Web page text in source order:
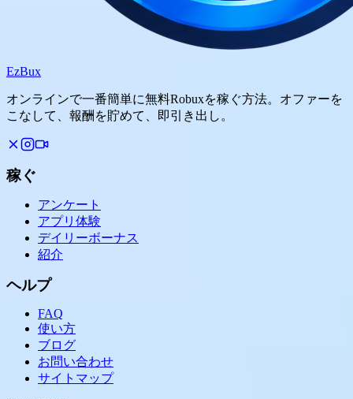
EzBux
オンラインで一番簡単に無料Robuxを稼ぐ方法。オファーを
こなして、報酬を貯めて、即引き出し。
稼ぐ
アンケート
アプリ体験
デイリーボーナス
紹介
ヘルプ
FAQ
使い方
ブログ
お問い合わせ
サイトマップ